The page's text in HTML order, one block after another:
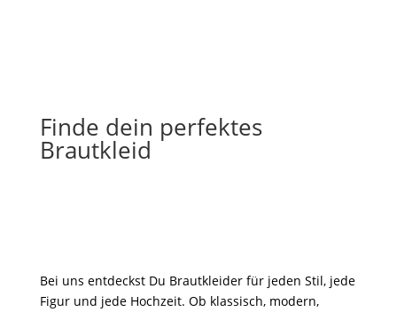
Finde dein perfektes
Brautkleid
Bei uns entdeckst Du Brautkleider für jeden Stil, jede
Figur und jede Hochzeit. Ob klassisch, modern,